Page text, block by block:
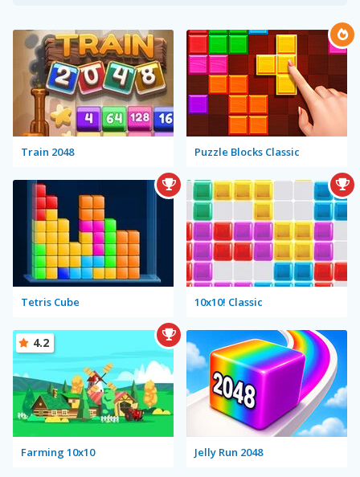
Train 2048 Puzzle Blocks Classic
Tetris Cube 10x10! Classic
Farming 10x10
4.2
Jelly Run 2048